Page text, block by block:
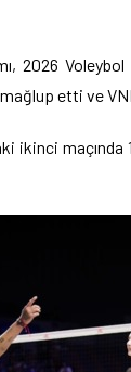
2026
mağlup etti ve
ikinci